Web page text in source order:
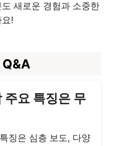
새로운 경험과 소중한
!
Q&A
주요 특징은 무
징은 심층 보도, 다양